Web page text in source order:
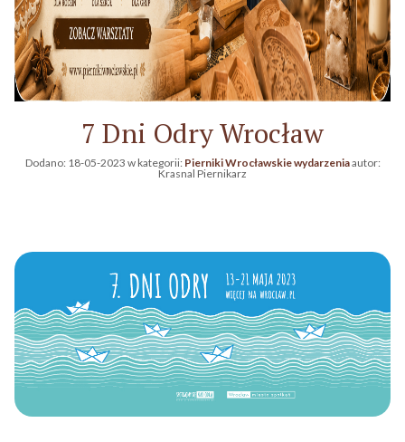
7 Dni Odry Wrocław
Dodano: 18-05-2023 w kategorii: Pierniki Wrocławskie wydarzeniaautor:
Krasnal Piernikarz